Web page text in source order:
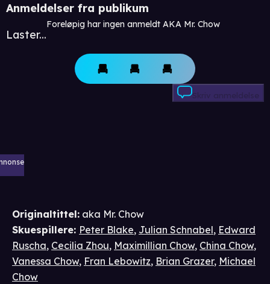
Anmeldelser fra publikum
Laster...
Foreløpig har ingen anmeldt AKA Mr. Chow
Skriv anmeldelse
Originaltittel: aka Mr. Chow
Skuespillere: Peter Blake, Julian Schnabel, Edward
Ruscha, Cecilia Zhou, Maximillian Chow, China Chow,
Vanessa Chow, Fran Lebowitz, Brian Grazer, Michael
Chow